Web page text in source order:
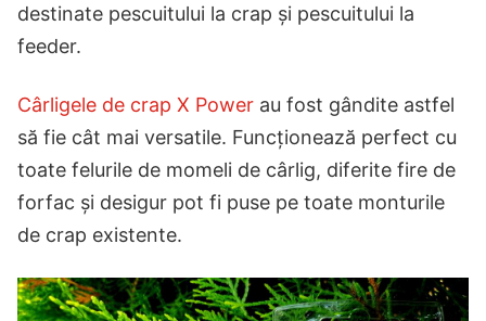
destinate pescuitului la crap și pescuitului la
feeder.
Cârligele de crap X Power au fost gândite astfel
să fie cât mai versatile. Funcționează perfect cu
toate felurile de momeli de cârlig, diferite fire de
forfac și desigur pot fi puse pe toate monturile
de crap existente.